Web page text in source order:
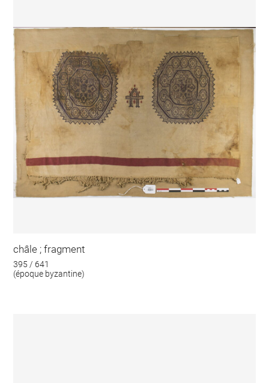
châle ; fragment
395 / 641
(époque byzantine)